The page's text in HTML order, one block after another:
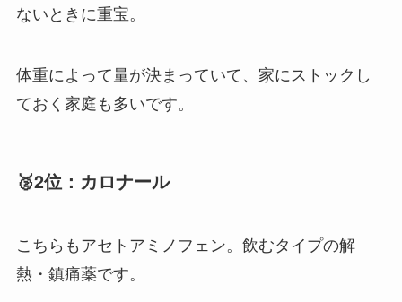
ないときに重宝。
体重によって量が決まっていて、家にストックし
ておく家庭も多いです。
🥈2位：カロナール
こちらもアセトアミノフェン。飲むタイプの解
熱・鎮痛薬です。